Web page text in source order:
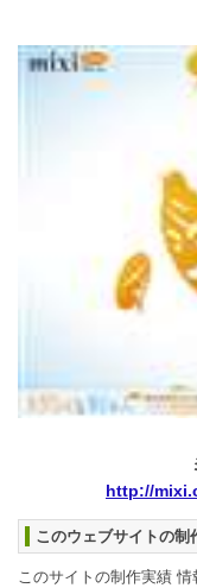
http://
このウェブサイトの制
このサイトの制作実績 情